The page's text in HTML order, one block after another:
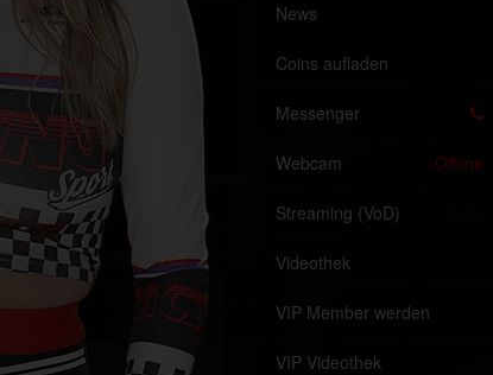
News
Coins aufladen
Messenger
Webcam Offline
Streaming (VoD)
Videothek
VIP Member werden
VIP Videothek